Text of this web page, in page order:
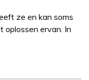
ze en kan soms
oplossen ervan. In